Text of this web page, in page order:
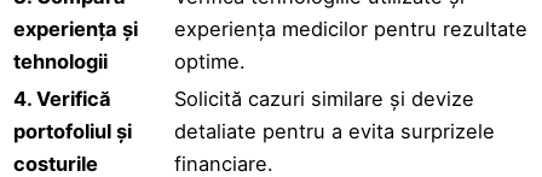
experiența și
tehnologii
experiența medicilor pentru rezultate
optime.
4. Verifică
portofoliul și
costurile
Solicită cazuri similare și devize
detaliate pentru a evita surprizele
financiare.